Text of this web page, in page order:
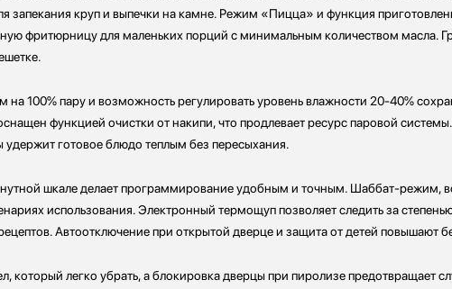
запекания круп и выпечки на камне. Режим «Пицца» и функция
фритюрницу для маленьких порций с минимальным количеством масла.
100% пару и возможность регулировать уровень влажности 20-40%
функцией очистки от накипи, что продлевает ресурс паровой
готовое блюдо теплым без пересыхания.
шкале делает программирование удобным и точным. Шаббат-режим,
использования. Электронный термощуп позволяет следить за
Автоотключение при открытой дверце и защита от детей повышают
который легко убрать, а блокировка дверцы при пиролизе предотвращает